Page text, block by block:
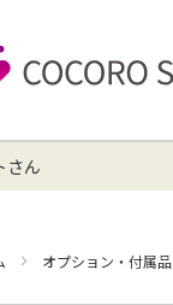
さん
オプション・付属品